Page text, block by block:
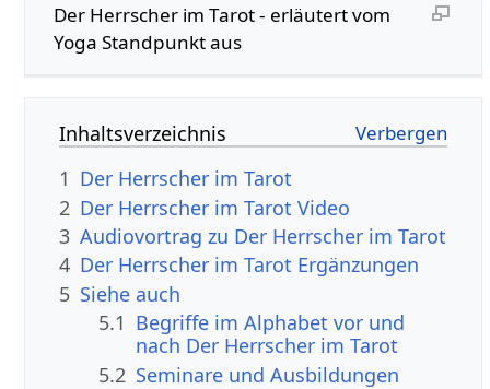
Der Herrscher im Tarot - erläutert vom
Yoga Standpunkt aus
Inhaltsverzeichnis
1 Der Herrscher im Tarot
2 Der Herrscher im Tarot Video
3 Audiovortrag zu Der Herrscher im Tarot
4 Der Herrscher im Tarot Ergänzungen
5 Siehe auch
5.1 Begriffe im Alphabet vor und
nach Der Herrscher im Tarot
5.2 Seminare und Ausbildungen